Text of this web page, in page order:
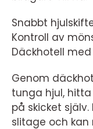
Snabbt
Kontroll av
Däckhotell
Genom
tunga hjul,
på skicket
slitage och